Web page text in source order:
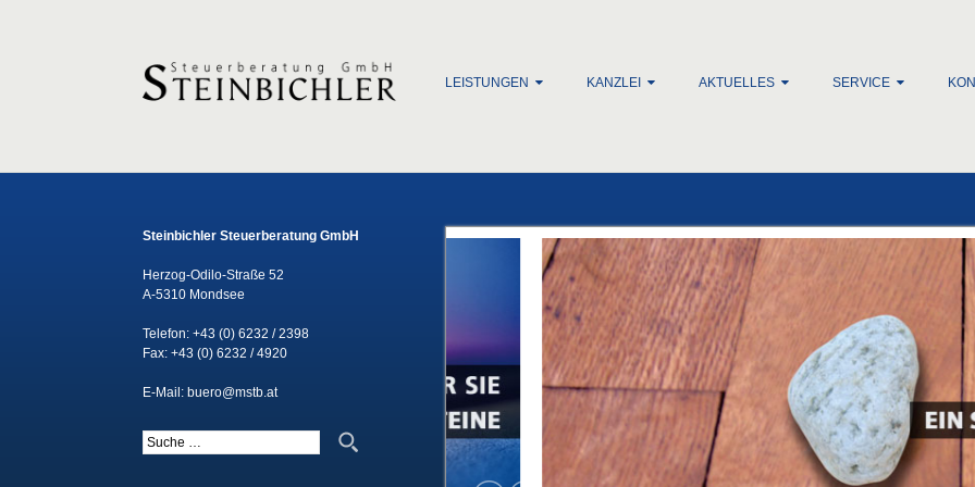
LEISTUNGEN KANZLEI AKTUELLES SERVICE
Steinbichler Steuerberatung GmbH
Herzog-Odilo-Straße 52
A-5310 Mondsee
Telefon: +43 (0) 6232 / 2398
Fax: +43 (0) 6232 / 4920
E-Mail: buero@mstb.at
Suche nach: